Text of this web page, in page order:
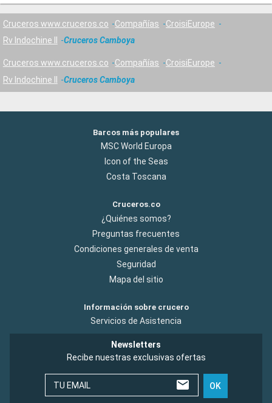
Cruceros www.cruceros.co Compañías
CroisiEurope
Rv Indochine II
Cruceros Camboya
Cruceros www.cruceros.co Compañías
CroisiEurope
Rv Indochine II
Cruceros Camboya
Barcos más populares
MSC World Europa
Icon of the Seas
Costa Toscana
Cruceros.co
¿Quiénes somos?
Preguntas frecuentes
Condiciones generales de venta
Seguridad
Mapa del sitio
Información sobre crucero
Servicios de Asistencia
Newsletters
Recibe nuestras exclusivas ofertas
TU EMAIL OK